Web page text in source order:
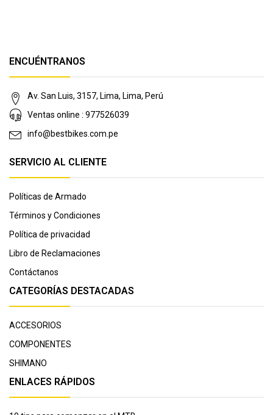
ENCUÉNTRANOS
Av. San Luis, 3157, Lima, Lima, Perú
Ventas online : 977526039
info@bestbikes.com.pe
SERVICIO AL CLIENTE
Políticas de Armado
Términos y Condiciones
Política de privacidad
Libro de Reclamaciones
Contáctanos
CATEGORÍAS DESTACADAS
ACCESORIOS
COMPONENTES
SHIMANO
ENLACES RÁPIDOS